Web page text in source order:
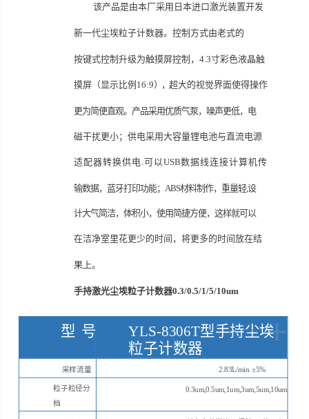
该产品是由本厂采用日本进口激光装置开发
新一代尘埃粒子计数器。控制方式由老式的
按键式控制升级为触摸屏控制，4.3寸彩色液晶触
摸屏（显示比例 16:9），超大的视觉界面使得操作
更为简便直观。产品采用优质气泵，噪声更低，电
磁干扰更小；供电采用大容量锂电池与直流电源
适配器转换供电.可以USB数据线连接计算机传
输数据，蓝牙打印功能；ABS材料制作，重量轻,设
计大气简洁，体积小，使用简捷方便，这样就可以
在洁净室里花更少的时间，将更多的时间放在结
果上。
手持激光尘埃粒子计数器0.3/0.5/1/5/10um
+
型 号
YLS-8306T型手持尘埃
粒子计数器
采样流量 2.83L/min ±5%
粒子粒径分
档
0.3um,0.5um,1um,3um,5um,10um